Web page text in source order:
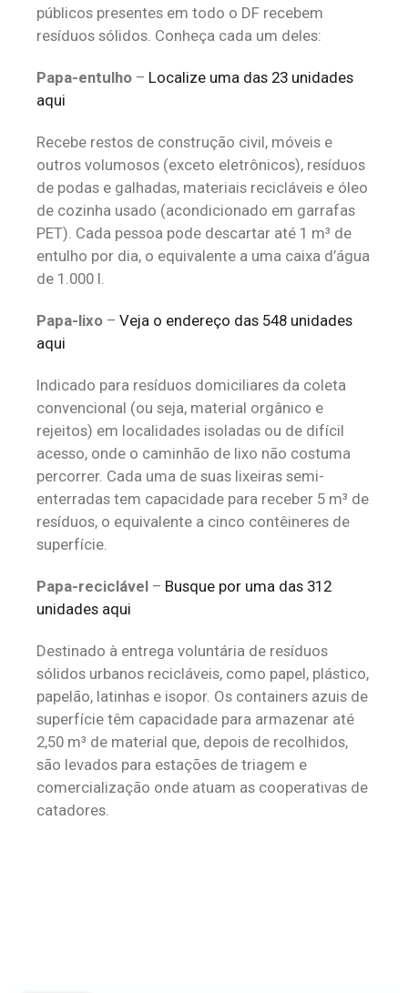
públicos presentes em todo o DF recebem
resíduos sólidos. Conheça cada um deles:
Papa-entulho – Localize uma das 23 unidades
aqui
Recebe restos de construção civil, móveis e
outros volumosos (exceto eletrônicos), resíduos
de podas e galhadas, materiais recicláveis e óleo
de cozinha usado (acondicionado em garrafas
PET). Cada pessoa pode descartar até 1 m³ de
entulho por dia, o equivalente a uma caixa d’água
de 1.000 l.
‌Papa-lixo – Veja o endereço das 548 unidades
aqui
Indicado para resíduos domiciliares da coleta
convencional (ou seja, material orgânico e
rejeitos) em localidades isoladas ou de difícil
acesso, onde o caminhão de lixo não costuma
percorrer. Cada uma de suas lixeiras semi-
enterradas tem capacidade para receber 5 m³ de
resíduos, o equivalente a cinco contêineres de
superfície.
‌Papa-reciclável – Busque por uma das 312
unidades aqui
Destinado à entrega voluntária de resíduos
sólidos urbanos recicláveis, como papel, plástico,
papelão, latinhas e isopor. Os containers azuis de
superfície têm capacidade para armazenar até
2,50 m³ de material que, depois de recolhidos,
são levados para estações de triagem e
comercialização onde atuam as cooperativas de
catadores.